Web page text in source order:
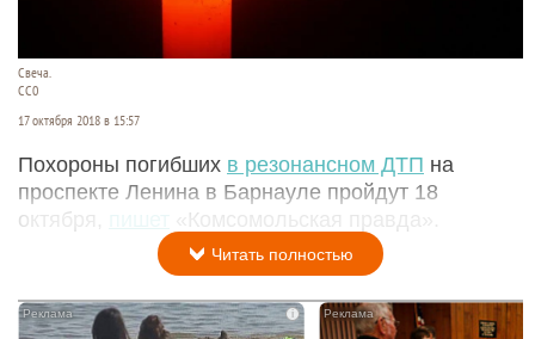
Свеча.
СС0
17 октября 2018 в 15:57
Похороны погибших в резонансном ДТП на
проспекте Ленина в Барнауле пройдут 18
октября,
«Комсомольская правда».
Читать полностью
i